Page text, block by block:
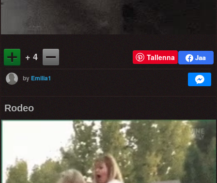
+ 4 Tallenna
by Emilia1
Rodeo